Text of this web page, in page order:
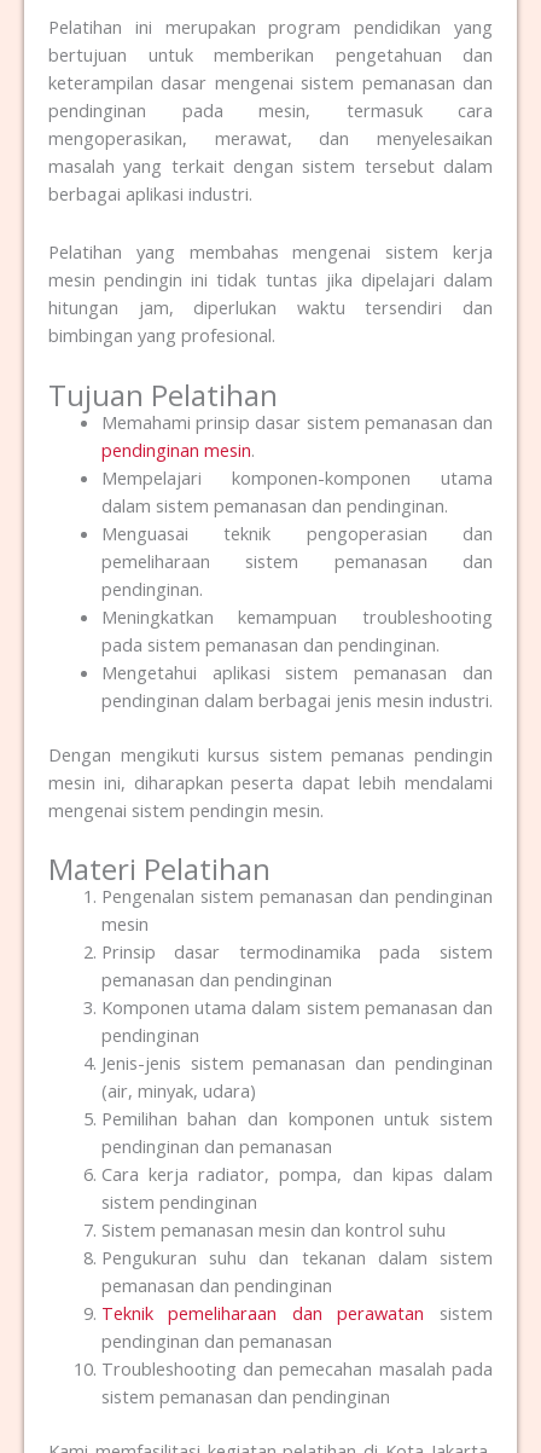
Pelatihan ini merupakan program pendidikan yang
bertujuan untuk memberikan pengetahuan dan
keterampilan dasar mengenai sistem pemanasan dan
pendinginan pada mesin, termasuk cara
mengoperasikan, merawat, dan menyelesaikan
masalah yang terkait dengan sistem tersebut dalam
berbagai aplikasi industri.
Pelatihan yang membahas mengenai sistem kerja
mesin pendingin ini tidak tuntas jika dipelajari dalam
hitungan jam, diperlukan waktu tersendiri dan
bimbingan yang profesional.
Tujuan Pelatihan
Memahami prinsip dasar sistem pemanasan dan
pendinginan mesin.
Mempelajari komponen-komponen utama
dalam sistem pemanasan dan pendinginan.
Menguasai teknik pengoperasian dan
pemeliharaan sistem pemanasan dan
pendinginan.
Meningkatkan kemampuan troubleshooting
pada sistem pemanasan dan pendinginan.
Mengetahui aplikasi sistem pemanasan dan
pendinginan dalam berbagai jenis mesin industri.
Dengan mengikuti kursus sistem pemanas pendingin
mesin ini, diharapkan peserta dapat lebih mendalami
mengenai sistem pendingin mesin.
Materi Pelatihan
Pengenalan sistem pemanasan dan pendinginan
mesin
Prinsip dasar termodinamika pada sistem
pemanasan dan pendinginan
Komponen utama dalam sistem pemanasan dan
pendinginan
Jenis-jenis sistem pemanasan dan pendinginan
(air, minyak, udara)
Pemilihan bahan dan komponen untuk sistem
pendinginan dan pemanasan
Cara kerja radiator, pompa, dan kipas dalam
sistem pendinginan
Sistem pemanasan mesin dan kontrol suhu
Pengukuran suhu dan tekanan dalam sistem
pemanasan dan pendinginan
Teknik pemeliharaan dan perawatan sistem
pendinginan dan pemanasan
Troubleshooting dan pemecahan masalah pada
sistem pemanasan dan pendinginan